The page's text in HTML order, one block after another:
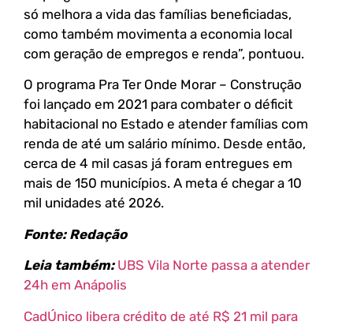
só melhora a vida das famílias beneficiadas,
como também movimenta a economia local
com geração de empregos e renda”, pontuou.
O programa Pra Ter Onde Morar – Construção
foi lançado em 2021 para combater o déficit
habitacional no Estado e atender famílias com
renda de até um salário mínimo. Desde então,
cerca de 4 mil casas já foram entregues em
mais de 150 municípios. A meta é chegar a 10
mil unidades até 2026.
Fonte: Redação
Leia também: UBS Vila Norte passa a atender
24h em Anápolis
CadÚnico libera crédito de até R$ 21 mil para